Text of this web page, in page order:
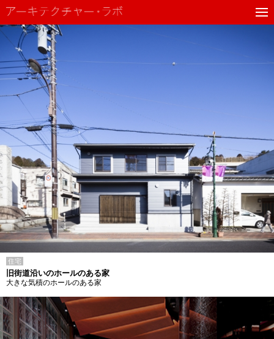
住宅
旧街道沿いのホールのある家
大きな気積のホールのある家